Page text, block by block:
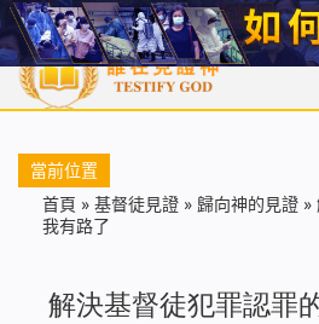
首頁 每日靈糧 天國福音 基
當前位置
首頁 » 基督徒見證 » 歸向神的見證 »
我有路了
解決基督徒犯罪認罪